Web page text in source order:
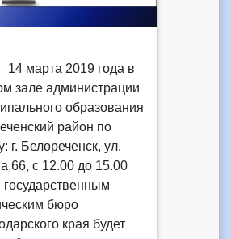
2019 года в
зале администрации
образования
район по
г. Белореченск, ул.
с 12.00 до 15.00
бюро
края будет